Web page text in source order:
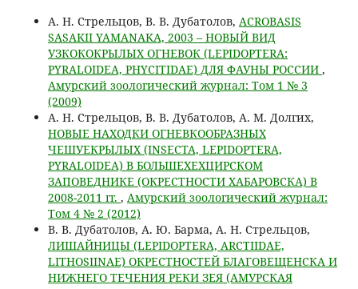
А. Н. Стрельцов, В. В. Дубатолов, ACROBASIS
SASAKII YAMANAKA, 2003 – НОВЫЙ ВИД
УЗКОКОКРЫЛЫХ ОГНЕВОК (LEPIDOPTERA:
PYRALOIDEA, PHYCITIDAE) ДЛЯ ФАУНЫ РОССИИ ,
Амурский зоологический журнал: Том 1 № 3
(2009)
А. Н. Стрельцов, В. В. Дубатолов, А. М. Долгих,
НОВЫЕ НАХОДКИ ОГНЕВКООБРАЗНЫХ
ЧЕШУЕКРЫЛЫХ (INSECTA, LEPIDOPTERA,
PYRALOIDEA) В БОЛЬШЕХЕХЦИРСКОМ
ЗАПОВЕДНИКЕ (ОКРЕСТНОСТИ ХАБАРОВСКА) В
2008-2011 гг. , Амурский зоологический журнал:
Том 4 № 2 (2012)
В. В. Дубатолов, А. Ю. Барма, А. Н. Стрельцов,
ЛИШАЙНИЦЫ (LEPIDOPTERA, ARCTIIDAE,
LITHOSIINAE) ОКРЕСТНОСТЕЙ БЛАГОВЕЩЕНСКА И
НИЖНЕГО ТЕЧЕНИЯ РЕКИ ЗЕЯ (АМУРСКАЯ